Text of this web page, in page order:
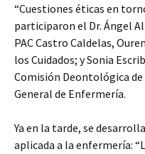
“Cuestiones éticas en
participaron el Dr. Ángel
PAC Castro Caldelas,
los Cuidados; y Sonia
Comisión Deontológica
General de Enfermería.
Ya en la tarde, se
aplicada a la enfermería: